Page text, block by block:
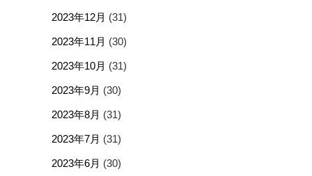
2023年12月 (31)
2023年11月 (30)
2023年10月 (31)
2023年9月 (30)
2023年8月 (31)
2023年7月 (31)
2023年6月 (30)